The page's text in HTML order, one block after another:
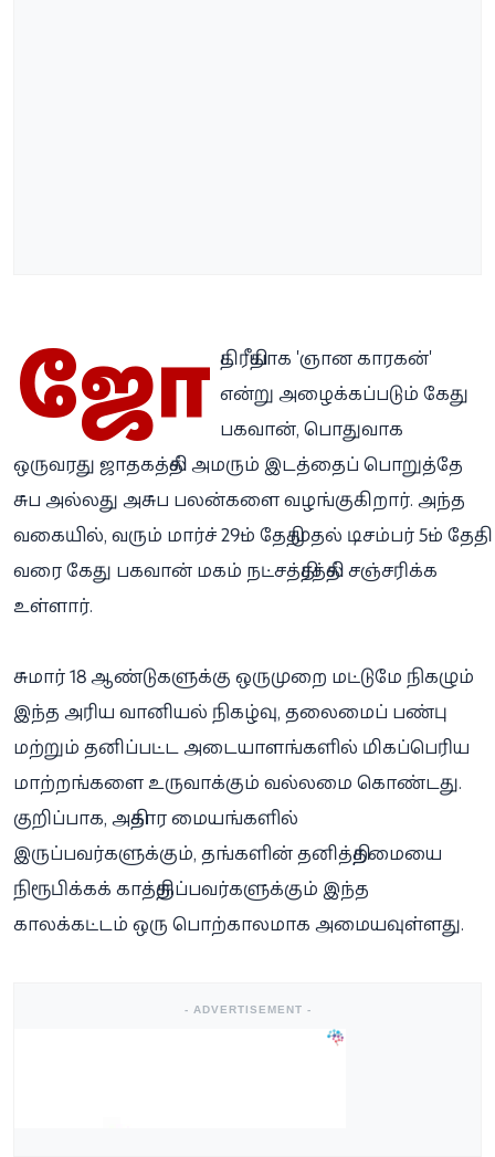
ஜோ திட ரீதியாக 'ஞான காரகன்'
என்று அழைக்கப்படும் கேது
பகவான், பொதுவாக
ஒருவரது ஜாதகத்தில் அமரும் இடத்தைப் பொறுத்தே
சுப அல்லது அசுப பலன்களை வழங்குகிறார். அந்த
வகையில், வரும் மார்ச் 29-ம் தேதி முதல் டிசம்பர் 5-ம் தேதி
வரை கேது பகவான் மகம் நட்சத்திரத்தில் சஞ்சரிக்க
உள்ளார்.
சுமார் 18 ஆண்டுகளுக்கு ஒருமுறை மட்டுமே நிகழும்
இந்த அரிய வானியல் நிகழ்வு, தலைமைப் பண்பு
மற்றும் தனிப்பட்ட அடையாளங்களில் மிகப்பெரிய
மாற்றங்களை உருவாக்கும் வல்லமை கொண்டது.
குறிப்பாக, அதிகார மையங்களில்
இருப்பவர்களுக்கும், தங்களின் தனித்திறமையை
நிரூபிக்கக் காத்திருப்பவர்களுக்கும் இந்த
காலக்கட்டம் ஒரு பொற்காலமாக அமையவுள்ளது.
- ADVERTISEMENT -